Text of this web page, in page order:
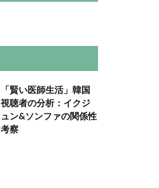
「賢い医師生活」韓国
視聴者の分析：イクジ
ュン&ソンファの関係性
考察